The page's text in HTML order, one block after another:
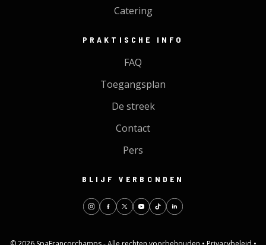
Catering
PRAKTISCHE INFO
FAQ
Toegangsplan
De streek
Contact
Pers
BLIJF VERBONDEN